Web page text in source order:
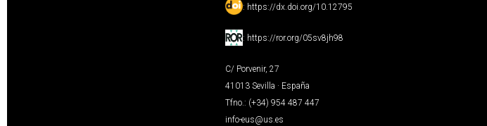
: https://dx.doi.org/10.12795
: https://ror.org/05sv8jh98
C/ Porvenir, 27
41013 Sevilla · España
Tfno.: (+34) 954 487 447
info-eus@us.es